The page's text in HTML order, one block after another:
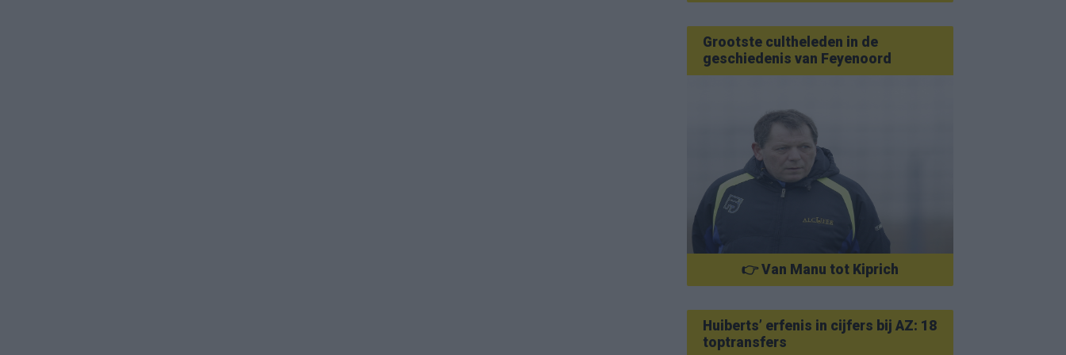
Grootste cultheleden in de
geschiedenis van Feyenoord
👉 Van Manu tot Kiprich
Huiberts’ erfenis in cijfers bij AZ: 18
toptransfers